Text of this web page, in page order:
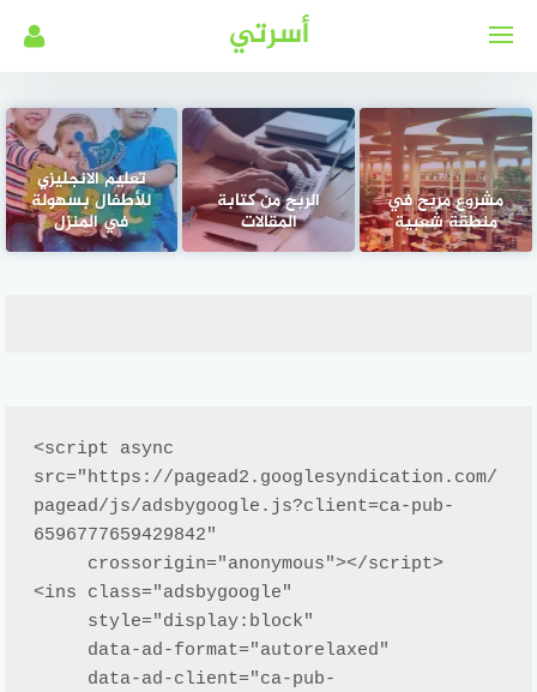
أسرتي
مشروع مربح في
منطقة شعبية
الربح من كتابة
المقالات
تعليم الانجليزي
للأطفال بسهولة
في المنزل
<script async
src="https://pagead2.googlesyndication.com/
pagead/js/adsbygoogle.js?client=ca-pub-
6596777659429842"
<ins class="adsbygoogle"